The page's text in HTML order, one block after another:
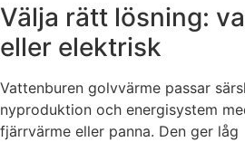
Välja rätt lösning:
eller elektrisk
Vattenburen golvvärme passar
nyproduktion och energisystem
fjärrvärme eller panna. Den ger låg